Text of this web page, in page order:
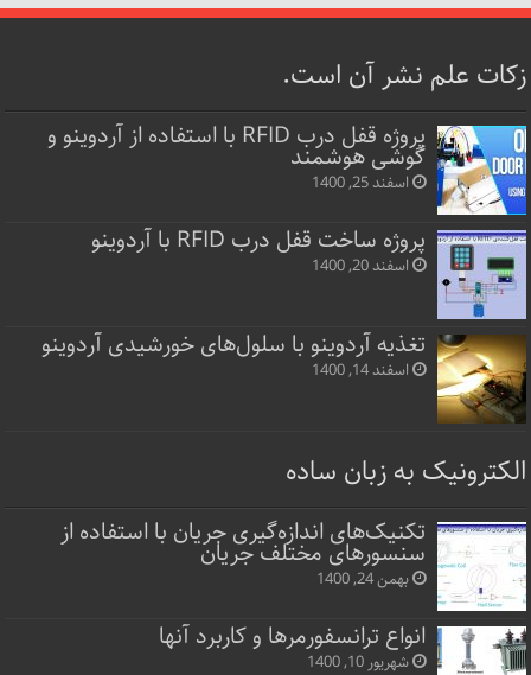
زکات علم نشر آن است.
پروژه قفل‌ درب RFID با استفاده از آردوینو و
گوشی هوشمند
اسفند 25, 1400
پروژه ساخت قفل‌ درب RFID با آردوینو
اسفند 20, 1400
تغذیه آردوینو با سلول‌های خورشیدی آردوینو
اسفند 14, 1400
الکترونیک به زبان ساده
تکنیک‌های اندازه‌گیری جریان با استفاده از
سنسورهای مختلف جریان
بهمن 24, 1400
انواع ترانسفورمرها و کاربرد آنها
شهریور 10, 1400